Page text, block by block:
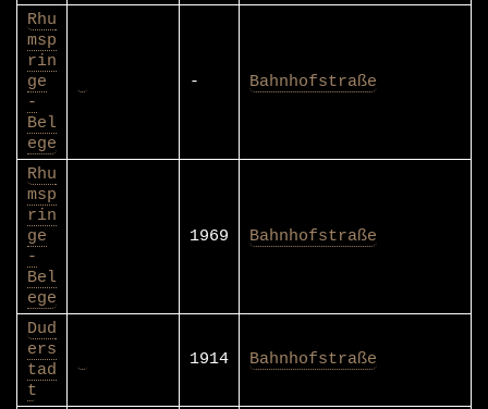
Rhu
msp
rin
ge
-
Bel
ege
- Bahnhofstraße
Rhu
msp
rin
ge
-
Bel
ege
1969 Bahnhofstraße
Dud
ers
tad
t
1914 Bahnhofstraße